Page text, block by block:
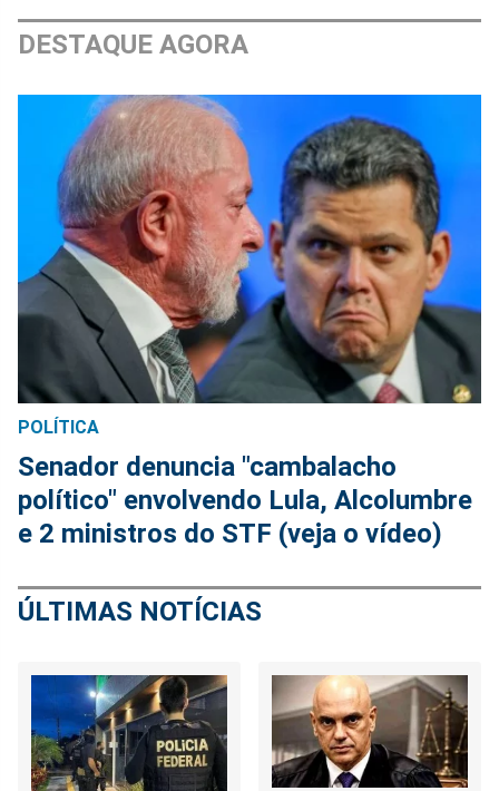
DESTAQUE AGORA
POLÍTICA
Senador denuncia "cambalacho
político" envolvendo Lula, Alcolumbre
e 2 ministros do STF (veja o vídeo)
ÚLTIMAS NOTÍCIAS